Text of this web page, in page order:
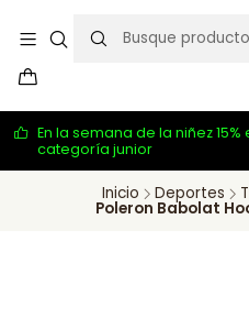
En la semana de la niñez
categoría junior
Inicio Deportes
Poleron Babolat